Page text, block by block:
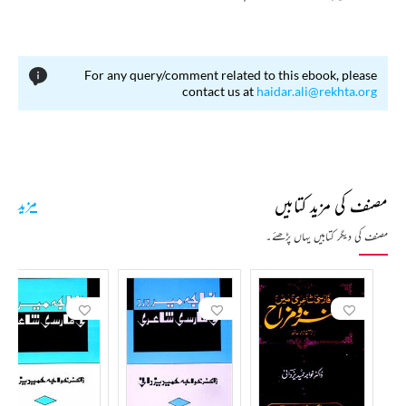
For any query/comment related to this ebook, please
contact us at haidar.ali@rekhta.org
مصنف کی مزید کتابیں
مصنف کی دیگر کتابیں یہاں پڑھئے۔
مزید